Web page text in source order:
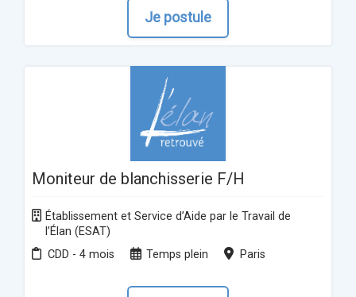
Je postule
Moniteur de blanchisserie F/H
Établissement et Service d’Aide par le Travail de
l’Élan (ESAT)
CDD - 4 mois
Temps plein Paris